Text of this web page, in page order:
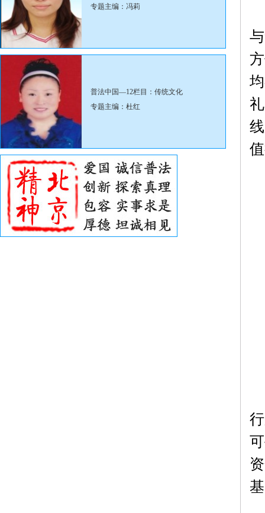
专题主编：冯莉
普法中国—12栏目：传统文化
专题主编：杜红
可
基